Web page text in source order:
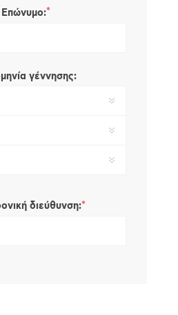
Επώνυμο:*
γέννησης:
διεύθυνση:*